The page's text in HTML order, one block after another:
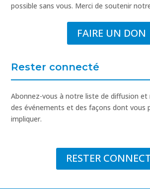
possible sans vous. Merci de soutenir
FAIRE UN DON
Rester connecté
Abonnez-vous à notre liste de diffusion
des événements et des façons dont vous
impliquer.
RESTER